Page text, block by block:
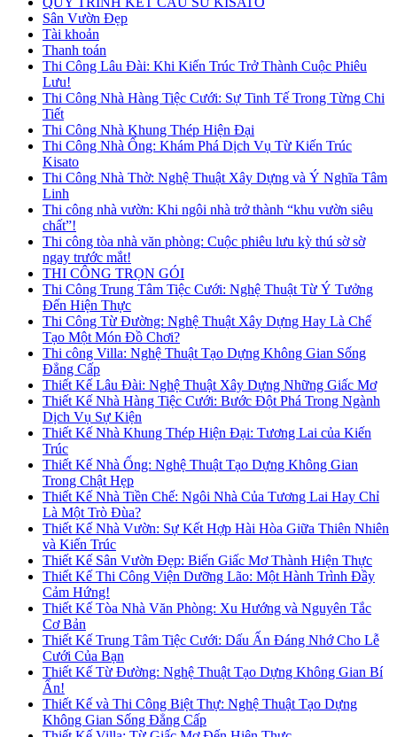
Sân Vườn Đẹp
Tài khoản
Thanh toán
Thi Công Lâu Đài: Khi Kiến Trúc Trở Thành Cuộc Phiêu
Lưu!
Thi Công Nhà Hàng Tiệc Cưới: Sự Tinh Tế Trong Từng Chi
Tiết
Thi Công Nhà Khung Thép Hiện Đại
Thi Công Nhà Ống: Khám Phá Dịch Vụ Từ Kiến Trúc
Kisato
Thi Công Nhà Thờ: Nghệ Thuật Xây Dựng và Ý Nghĩa Tâm
Linh
Thi công nhà vườn: Khi ngôi nhà trở thành “khu vườn siêu
chất”!
Thi công tòa nhà văn phòng: Cuộc phiêu lưu kỳ thú sờ sờ
ngay trước mắt!
THI CÔNG TRỌN GÓI
Thi Công Trung Tâm Tiệc Cưới: Nghệ Thuật Từ Ý Tưởng
Đến Hiện Thực
Thi Công Từ Đường: Nghệ Thuật Xây Dựng Hay Là Chế
Tạo Một Món Đồ Chơi?
Thi công Villa: Nghệ Thuật Tạo Dựng Không Gian Sống
Đẳng Cấp
Thiết Kế Lâu Đài: Nghệ Thuật Xây Dựng Những Giấc Mơ
Thiết Kế Nhà Hàng Tiệc Cưới: Bước Đột Phá Trong Ngành
Dịch Vụ Sự Kiện
Thiết Kế Nhà Khung Thép Hiện Đại: Tương Lai của Kiến
Trúc
Thiết Kế Nhà Ống: Nghệ Thuật Tạo Dựng Không Gian
Trong Chật Hẹp
Thiết Kế Nhà Tiền Chế: Ngôi Nhà Của Tương Lai Hay Chỉ
Là Một Trò Đùa?
Thiết Kế Nhà Vườn: Sự Kết Hợp Hài Hòa Giữa Thiên Nhiên
và Kiến Trúc
Thiết Kế Sân Vườn Đẹp: Biến Giấc Mơ Thành Hiện Thực
Thiết Kế Thi Công Viện Dưỡng Lão: Một Hành Trình Đầy
Cảm Hứng!
Thiết Kế Tòa Nhà Văn Phòng: Xu Hướng và Nguyên Tắc
Cơ Bản
Thiết Kế Trung Tâm Tiệc Cưới: Dấu Ấn Đáng Nhớ Cho Lễ
Cưới Của Bạn
Thiết Kế Từ Đường: Nghệ Thuật Tạo Dựng Không Gian Bí
Ẩn!
Thiết Kế và Thi Công Biệt Thự: Nghệ Thuật Tạo Dựng
Không Gian Sống Đẳng Cấp